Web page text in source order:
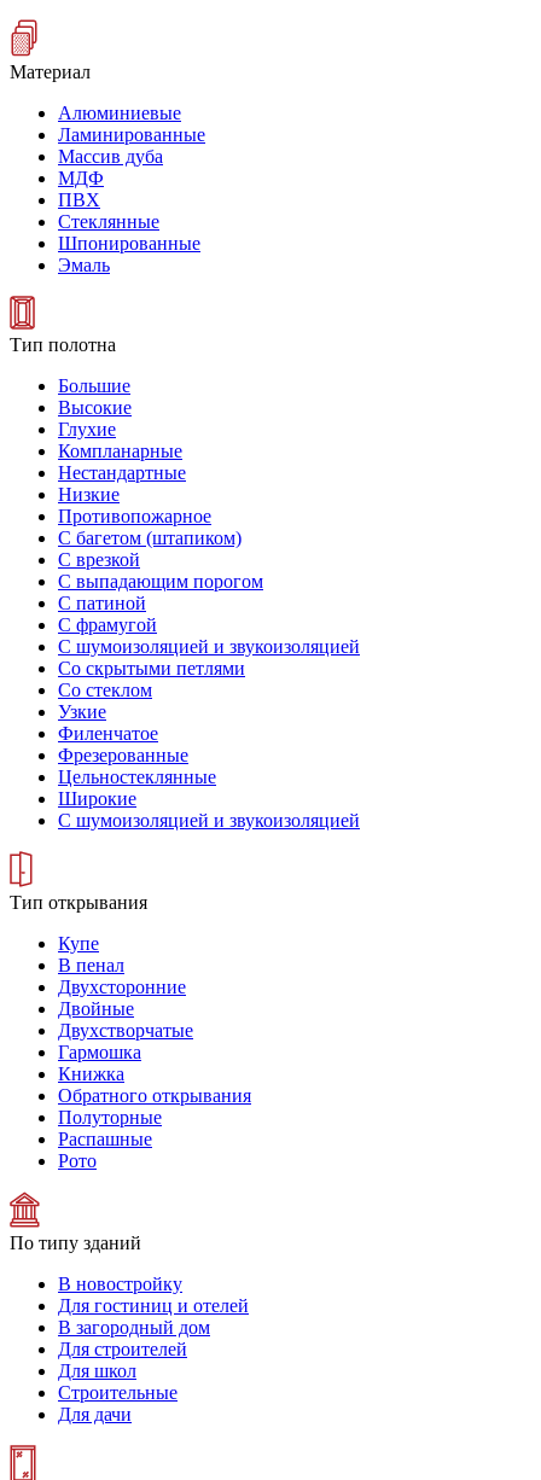
Материал
Алюминиевые
Ламинированные
Массив дуба
МДФ
ПВХ
Стеклянные
Шпонированные
Эмаль
Тип полотна
Большие
Высокие
Глухие
Компланарные
Нестандартные
Низкие
Противопожарное
С багетом (штапиком)
С врезкой
С выпадающим порогом
С патиной
С фрамугой
С шумоизоляцией и звукоизоляцией
Со скрытыми петлями
Со стеклом
Узкие
Филенчатое
Фрезерованные
Цельностеклянные
Широкие
С шумоизоляцией и звукоизоляцией
Тип открывания
Купе
В пенал
Двухсторонние
Двойные
Двухстворчатые
Гармошка
Книжка
Обратного открывания
Полуторные
Распашные
Рото
По типу зданий
В новостройку
Для гостиниц и отелей
В загородный дом
Для строителей
Для школ
Строительные
Для дачи